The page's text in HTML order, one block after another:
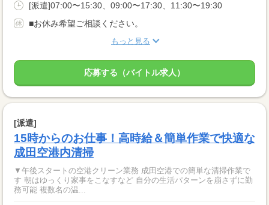
[派遣]07:00〜15:30、09:00〜17:30、11:30〜19:30
■お休み希望ご相談ください。
もっと見る
応募する（バイトル求人）
[派遣]
15時からのお仕事！高時給＆簡単作業で快適な
成田空港内清掃
▼午後スタートの空港クリーン業務 成田空港での簡単な清掃作業で
す 朝はゆっくり家事をこなすなど 自分の生活パターンを崩さずに勤
務可能 複数名の温...